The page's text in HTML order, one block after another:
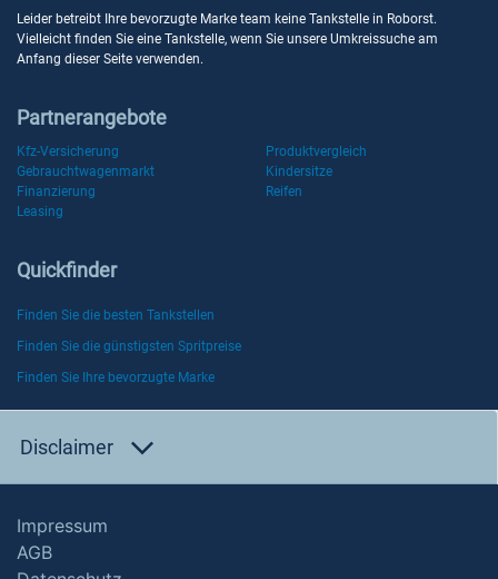
Leider betreibt Ihre bevorzugte Marke team keine Tankstelle in Roborst.
Vielleicht finden Sie eine Tankstelle, wenn Sie unsere Umkreissuche am
Anfang dieser Seite verwenden.
Partnerangebote
Kfz-Versicherung
Produktvergleich
Gebrauchtwagenmarkt
Kindersitze
Finanzierung
Reifen
Leasing
Quickfinder
Finden Sie die besten Tankstellen
Finden Sie die günstigsten Spritpreise
Finden Sie Ihre bevorzugte Marke
Disclaimer
Impressum
AGB